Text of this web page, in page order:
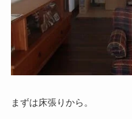
まずは床張りから。